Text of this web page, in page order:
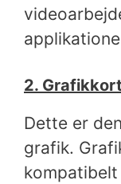
2.
Dette er
grafik.